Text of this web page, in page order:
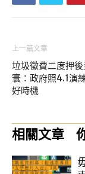
上一篇文章
垃圾徵費二度押
寰：政府照4.1演
好時機
相關文章